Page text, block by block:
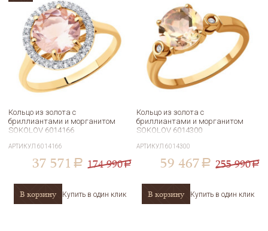
Кольцо из золота с
бриллиантами и морганитом
SOKOLOV 6014166
АРТИКУЛ6014166
37 571 a 174 990a
В корзину Купить в один клик
Кольцо из золота с
бриллиантами и морганитом
SOKOLOV 6014300
АРТИКУЛ6014300
59 467 a 255 990a
В корзину Купить в один клик